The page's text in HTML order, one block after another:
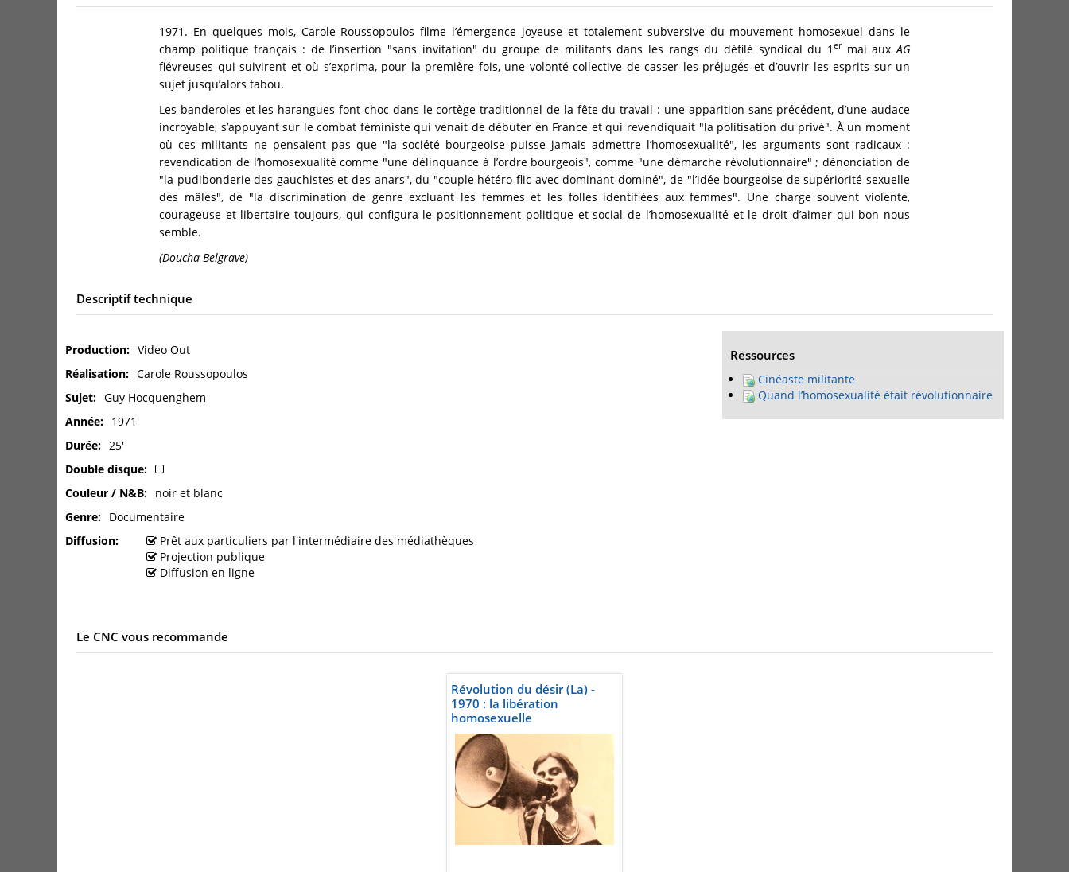
1971. En quelques mois, Carole Roussopoulos filme l’émergence joyeuse et totalement subversive du mouvement homosexuel dans le
champ politique français : de l’insertion "sans invitation" du groupe de militants dans les rangs du défilé syndical du 1 ermai auxAG
fiévreuses qui suivirent et où s’exprima, pour la première fois, une volonté collective de casser les préjugés et d’ouvrir les esprits sur un
sujet jusqu’alors tabou.
Les banderoles et les harangues font choc dans le cortège traditionnel de la fête du travail : une apparition sans précédent, d’une audace
incroyable, s’appuyant sur le combat féministe qui venait de débuter en France et qui revendiquait "la politisation du privé". À un moment
où ces militants ne pensaient pas que "la société bourgeoise puisse jamais admettre l’homosexualité", les arguments sont radicaux :
revendication de l’homosexualité comme "une délinquance à l’ordre bourgeois", comme "une démarche révolutionnaire" ; dénonciation de
"la pudibonderie des gauchistes et des anars", du "couple hétéro-flic avec dominant-dominé", de "l’idée bourgeoise de supériorité sexuelle
des mâles", de "la discrimination de genre excluant les femmes et les folles identifiées aux femmes". Une charge souvent violente,
courageuse et libertaire toujours, qui configura le positionnement politique et social de l’homosexualité et le droit d’aimer qui bon nous
semble.
(Doucha Belgrave)
Descriptif technique
Production
Video Out
Réalisation
Carole Roussopoulos
Sujet
Guy Hocquenghem
Année
1971
Durée
25'
Double disque
Couleur / N&B
noir et blanc
Genre
Documentaire
Diffusion
Prêt aux particuliers par l'intermédiaire des médiathèques
Projection publique
Diffusion en ligne
Ressources
Cinéaste militante
Quand l’homosexualité était révolutionnaire
Le CNC vous recommande
Révolution du désir (La) -
1970 : la libération
homosexuelle